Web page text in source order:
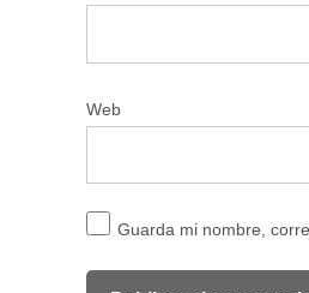
Web
Guarda mi nombre,